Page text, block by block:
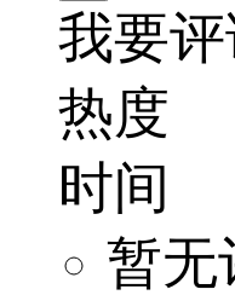
我要
热度
时间
暂无